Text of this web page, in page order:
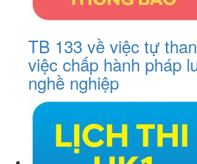
TB 133 về việc tự
việc chấp hành pháp
nghề nghiệp